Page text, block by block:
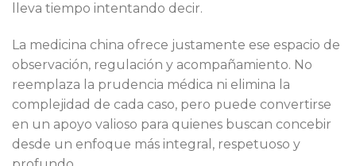
lleva tiempo intentando decir.
La medicina china ofrece justamente ese espacio de
observación, regulación y acompañamiento. No
reemplaza la prudencia médica ni elimina la
complejidad de cada caso, pero puede convertirse
en un apoyo valioso para quienes buscan concebir
desde un enfoque más integral, respetuoso y